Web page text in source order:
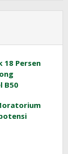
18 Persen
B50